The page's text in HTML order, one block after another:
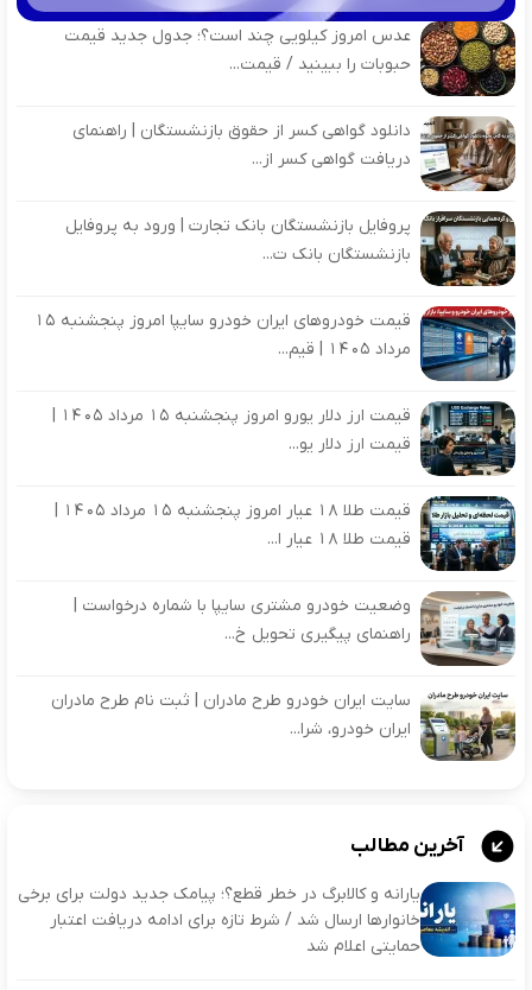
عدس امروز کیلویی چند است؟؛ جدول جدید قیمت
حبوبات را ببینید / قیمت...
دانلود گواهی کسر از حقوق بازنشستگان | راهنمای
دریافت گواهی کسر از...
پروفایل بازنشستگان بانک تجارت | ورود به پروفایل
بازنشستگان بانک ت...
قیمت خودروهای ایران خودرو سایپا امروز پنجشنبه 15
مرداد 1405 | قیم...
قیمت ارز دلار یو...
قیمت طلا 18 عیار ا...
وضعیت خودرو مشتری سایپا با شماره درخواست |
راهنمای پیگیری تحویل خ...
سایت ایران خودرو طرح مادران | ثبت نام طرح مادران
ایران خودرو، شرا...
آخرین مطالب
یارانه و کالابرگ در خطر قطع؟؛ پیامک جدید دولت برای برخی
خانوارها ارسال شد / شرط تازه برای ادامه دریافت اعتبار
حمایتی اعلام شد